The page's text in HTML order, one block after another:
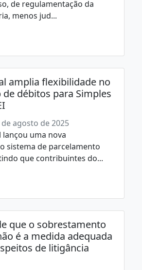
de regulamentação da
menos jud...
amplia flexibilidade no
débitos para Simples
agosto de 2025
lançou uma nova
sistema de parcelamento
que contribuintes do...
que o sobrestamento
é a medida adequada
de litigância